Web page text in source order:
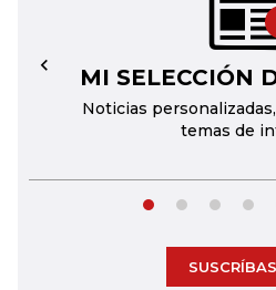
MI SELECCIÓN
Noticias
temas de
←